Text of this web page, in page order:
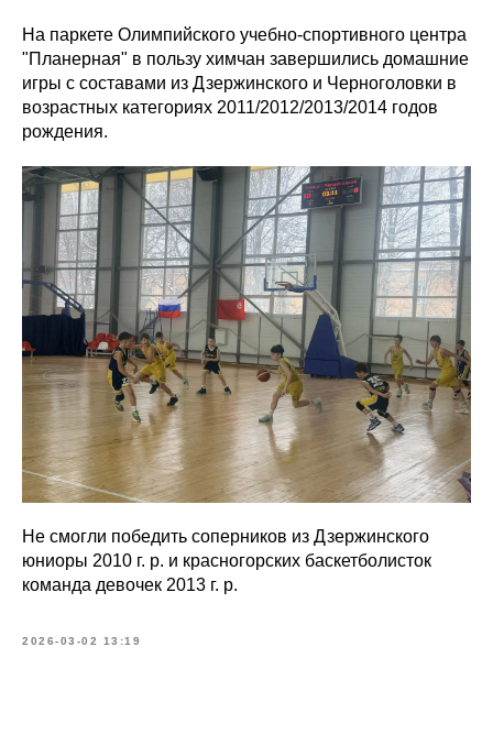
На паркете Олимпийского учебно-спортивного центра
"Планерная" в пользу химчан завершились домашние
игры с составами из Дзержинского и Черноголовки в
возрастных категориях 2011/2012/2013/2014 годов
рождения.
Не смогли победить соперников из Дзержинского
юниоры 2010 г. р. и красногорских баскетболисток
команда девочек 2013 г. р.
2026-03-02 13:19